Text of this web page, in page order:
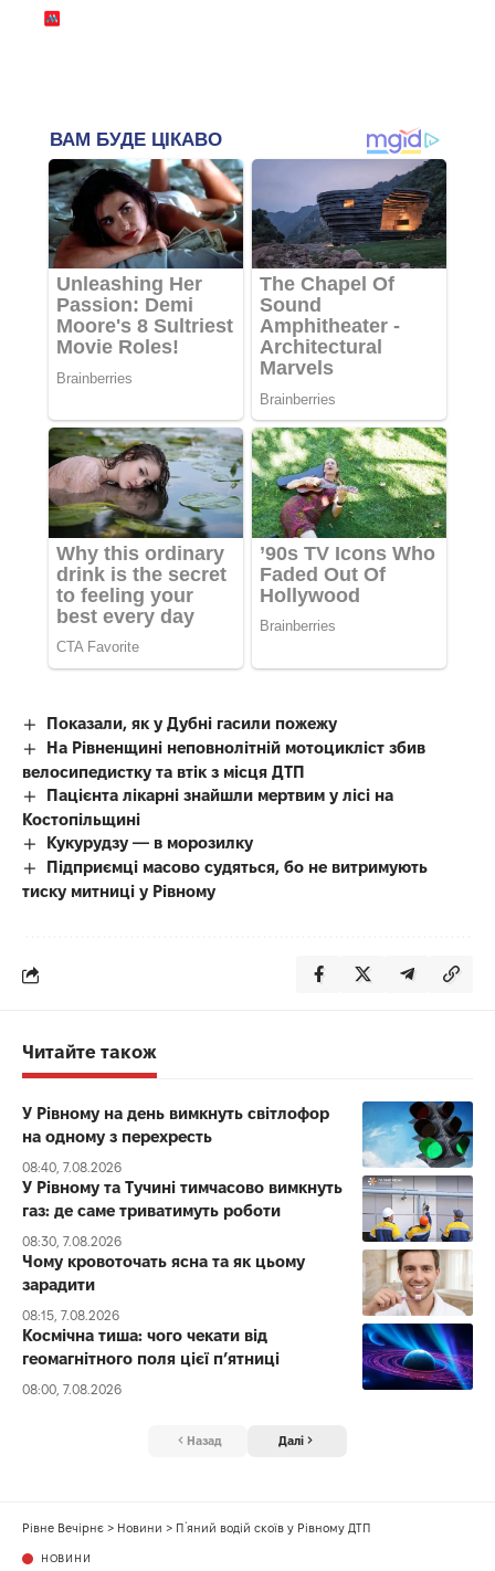
Показали, як у Дубні гасили пожежу
На Рівненщині неповнолітній мотоцикліст збив
велосипедистку та втік з місця ДТП
Пацієнта лікарні знайшли мертвим у лісі на
Костопільщині
Кукурудзу — в морозилку
Підприємці масово судяться, бо не витримують
тиску митниці у Рівному
Читайте також
У Рівному на день вимкнуть світлофор
на одному з перехресть
08:40, 7.08.2026
У Рівному та Тучині тимчасово вимкнуть
газ: де саме триватимуть роботи
08:30, 7.08.2026
Чому кровоточать ясна та як цьому
зарадити
08:15, 7.08.2026
Космічна тиша: чого чекати від
геомагнітного поля цієї п’ятниці
08:00, 7.08.2026
Назад Далі
Рівне Вечірнє > Новини > П`яний водій скоїв у Рівному ДТП
НОВИНИ